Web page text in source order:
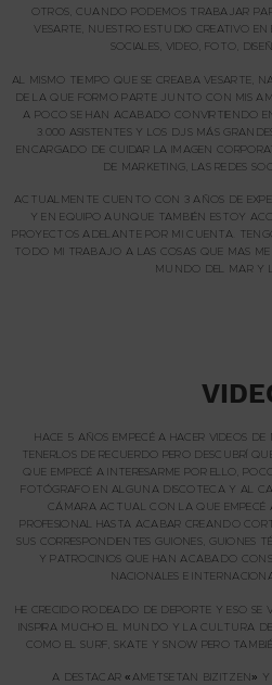
OTROS, CUANDO PODEMOS TRABAJAR
VESARTE, NUESTRO ESTUDIO CREATIVO
SOCIALES, VIDEO, FOTO,
AL MISMO TIEMPO QUE SE CREABA VESARTE,
DE LA QUE FORMO PARTE JUNTO CON MIS
A POCO SE HAN ACABADO CONVIRTIENDO
3.000 ASISTENTES Y LOS DJS MÁS
ENCARGADO DE CUIDAR LA IMAGEN
DE MARKETING, LAS REDES
ACTUALMENTE CUENTO CON 3 AÑOS DE
Y EN EQUIPO AUNQUE TAMBIÉN ESTOY
PROYECTOS ADELANTE POR MI CUENTA.
TODO MI TRABAJO A LAS COSAS QUE MAS ME
MUNDO DEL MAR Y
HACE 5 AÑOS EMPECÉ A HACER VIDEOS
TENERLOS DE RECUERDO PERO DESCUBRÍ
QUE EMPECÉ A INTERESARME POR ELLO,
FOTÓGRAFO EN ALGUNA DISCOTECA Y AL
CÁMARA ACTUAL CON LA QUE
PROFESIONAL HASTA ACABAR CREANDO
SUS CORRESPONDIENTES GUIONES, GUIONES
Y PATROCINIOS QUE HAN ACABADO
NACIONALES E
HE CRECIDO RODEADO DE DEPORTE Y ESO SE
INSPIRA MUCHO EL MUNDO Y LA CULTURA
COMO EL SURF, SKATE Y SNOW PERO
A DESTACAR «AMETSETAN BIZITZEN» Y